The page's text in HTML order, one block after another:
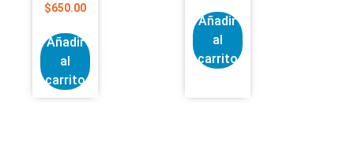
$650.00
Añadir
al
carrito
Añadir
al
carrito